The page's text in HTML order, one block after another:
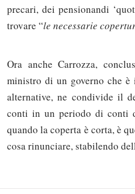
precari, dei pensionandi
trovare “le necessarie
Ora anche Carrozza,
ministro di un governo che è
alternative, ne condivide il
conti in un periodo di conti
quando la coperta è corta, è
cosa rinunciare, stabilendo
Solo gli utenti
commentare!